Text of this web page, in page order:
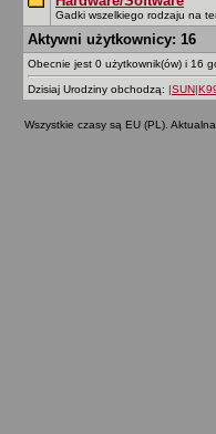
Gadki wszelkiego rodzaju na
Aktywni użytkownicy: 16
Obecnie jest 0 użytkownik(ów) i 16
Dzisiaj Urodziny obchodzą:
Wszystkie czasy są EU (PL).